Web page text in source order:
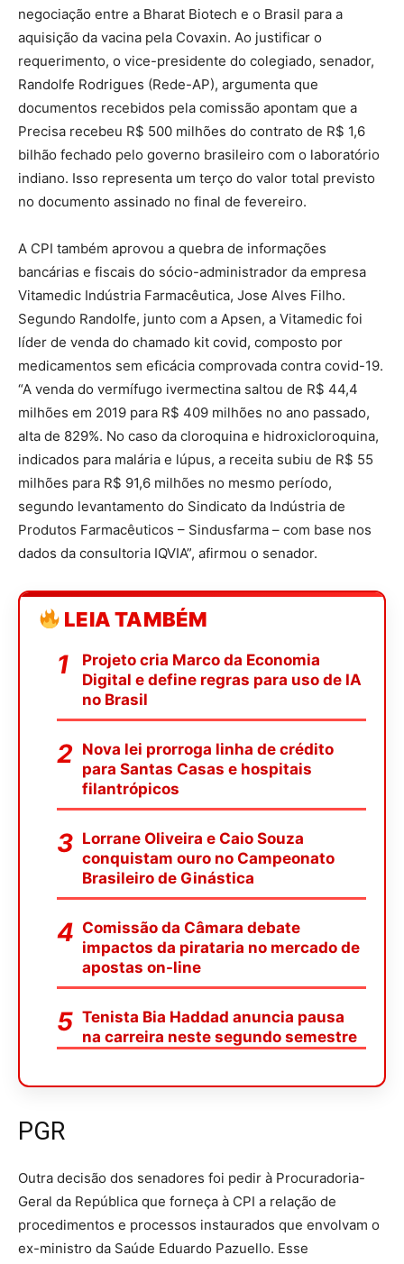
negociação entre a Bharat Biotech e o Brasil para a
aquisição da vacina pela Covaxin. Ao justificar o
requerimento, o vice-presidente do colegiado, senador,
Randolfe Rodrigues (Rede-AP), argumenta que
documentos recebidos pela comissão apontam que a
Precisa recebeu R$ 500 milhões do contrato de R$ 1,6
bilhão fechado pelo governo brasileiro com o laboratório
indiano. Isso representa um terço do valor total previsto
no documento assinado no final de fevereiro.
A CPI também aprovou a quebra de informações
bancárias e fiscais do sócio-administrador da empresa
Vitamedic Indústria Farmacêutica, Jose Alves Filho.
Segundo Randolfe, junto com a Apsen, a Vitamedic foi
líder de venda do chamado kit covid, composto por
medicamentos sem eficácia comprovada contra covid-19.
“A venda do vermífugo ivermectina saltou de R$ 44,4
milhões em 2019 para R$ 409 milhões no ano passado,
alta de 829%. No caso da cloroquina e hidroxicloroquina,
indicados para malária e lúpus, a receita subiu de R$ 55
milhões para R$ 91,6 milhões no mesmo período,
segundo levantamento do Sindicato da Indústria de
Produtos Farmacêuticos – Sindusfarma – com base nos
dados da consultoria IQVIA”, afirmou o senador.
LEIA TAMBÉM
Projeto cria Marco da Economia
Digital e define regras para uso de IA
no Brasil
Nova lei prorroga linha de crédito
para Santas Casas e hospitais
filantrópicos
Lorrane Oliveira e Caio Souza
conquistam ouro no Campeonato
Brasileiro de Ginástica
Comissão da Câmara debate
impactos da pirataria no mercado de
apostas on-line
Tenista Bia Haddad anuncia pausa
na carreira neste segundo semestre
PGR
Outra decisão dos senadores foi pedir à Procuradoria-
Geral da República que forneça à CPI a relação de
procedimentos e processos instaurados que envolvam o
ex-ministro da Saúde Eduardo Pazuello. Esse